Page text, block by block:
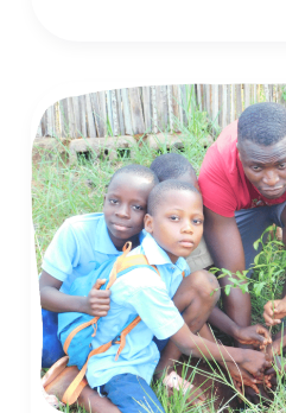
Témoignage
de
l’ONG
APASAT
(Bénin)